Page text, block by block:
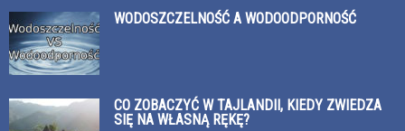
WODOSZCZELNOŚĆ A WODOODPORNOŚĆ
CO ZOBACZYĆ W TAJLANDII, KIEDY ZWIEDZA
SIĘ NA WŁASNĄ RĘKĘ?